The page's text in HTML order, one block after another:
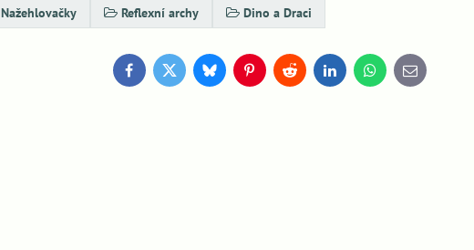
Nažehlovačky Reflexní archy Dino a Draci
FacebookTwitterBlueskyPinterestRedditLinkedInWhatsApp
E-
mail